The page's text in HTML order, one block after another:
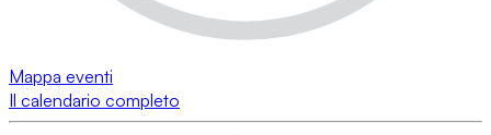
Mappa eventi
Il calendario completo